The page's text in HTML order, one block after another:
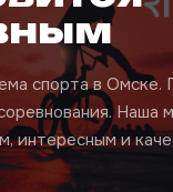
спорта в Омске.
Наша
интересным и